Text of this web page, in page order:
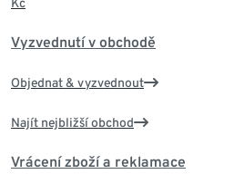
Vyzvednutí v obchodě
Objednat & vyzvednout
Najít nejbližší obchod
Vrácení zboží a reklamace